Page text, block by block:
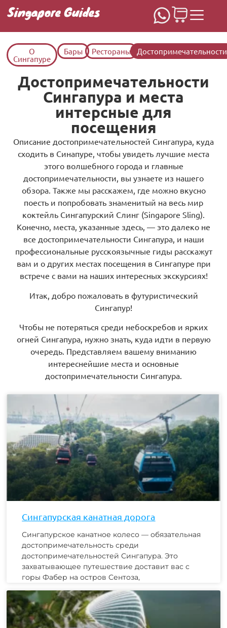
Singapore Guides
О
Сингапуре
Бары Рестораны Достопримечательности
Достопримечательности
Сингапура и места
интерсные для
посещения
Описание достопримечательностей Сингапура, куда
сходить в Синапуре, чтобы увидеть лучшие места
этого волшебного города и главные
достопримечательности, вы узнаете из нашего
обзора. Также мы расскажем, где можно вкусно
поесть и попробовать знаменитый на весь мир
коктейль Сингапурский Слинг (Singapore Sling).
Конечно, места, указанные здесь, — это далеко не
все достопримечательности Сингапура, и наши
профессиональные русскоязычные гиды расскажут
вам и о других местах посещения в Сингапуре при
встрече с вами на наших интересных экскурсиях!
Итак, добро пожаловать в футуристический
Сингапур!
Чтобы не потеряться среди небоскребов и ярких
огней Сингапура, нужно знать, куда идти в первую
очередь. Представляем вашему вниманию
интереснейшие места и основные
достопримечательности Сингапура.
Сингапурская канатная дорога
Сингапурское канатное колесо — обязательная
достопримечательность среди
достопримечательностей Сингапура. Это
захватывающее путешествие доставит вас с
горы Фабер на остров Сентоза,